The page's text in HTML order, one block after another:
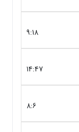
9:18
14:47
8:6